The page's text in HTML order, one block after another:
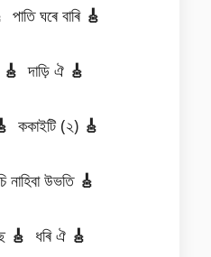
পাতি ঘৰে বাৰি 🎸
🎸 দাড়ি ঐ 🎸
ককাইটি (২) 🎸
নাহিবা উভতি 🎸
🎸 ধৰি ঐ 🎸